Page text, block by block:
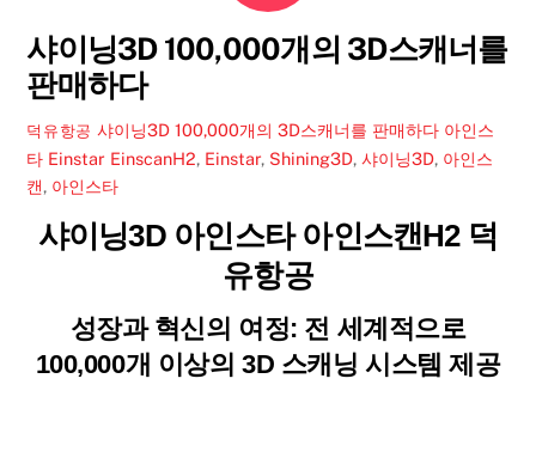
샤이닝3D 100,000개의 3D스캐너를
판매하다
덕유항공 샤이닝3D 100,000개의 3D스캐너를 판매하다 아인스
타 Einstar EinscanH2, Einstar, Shining3D,샤이닝3D, 아인스
캔, 아인스타
샤이닝3D 아인스타 아인스캔H2 덕
유항공
성장과 혁신의 여정: 전 세계적으로
100,000개 이상의 3D 스캐닝 시스템 제공